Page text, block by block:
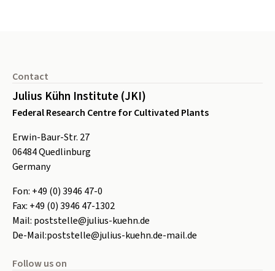
Contact
Julius Kühn Institute (JKI)
Federal Research Centre for Cultivated Plants
Erwin-Baur-Str. 27
06484Quedlinburg
Germany
Fon: +49 (0) 3946 47-0
Fax: +49 (0) 3946 47-1302
Mail: poststelle@julius-kuehn.de
De-Mail:poststelle@julius-kuehn.de-mail.de
Follow us on